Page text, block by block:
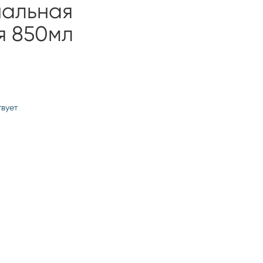
850мл